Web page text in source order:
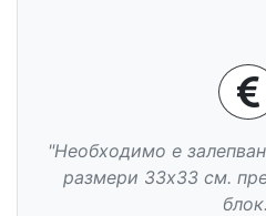
"Необходимо е
размери 33х33 см.